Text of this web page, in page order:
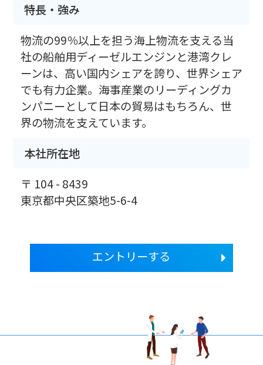
特長・強み
物流の99％以上を担う海上物流を支える当
社の船舶用ディーゼルエンジンと港湾クレ
ーンは、高い国内シェアを誇り、世界シェア
でも有力企業。海事産業のリーディングカ
ンパニーとして日本の貿易はもちろん、世
界の物流を支えています。
本社所在地
〒 104 - 8439
東京都中央区築地5-6-4
エントリーする